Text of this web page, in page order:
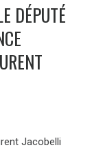
DÉPUTÉ
Jacobelli